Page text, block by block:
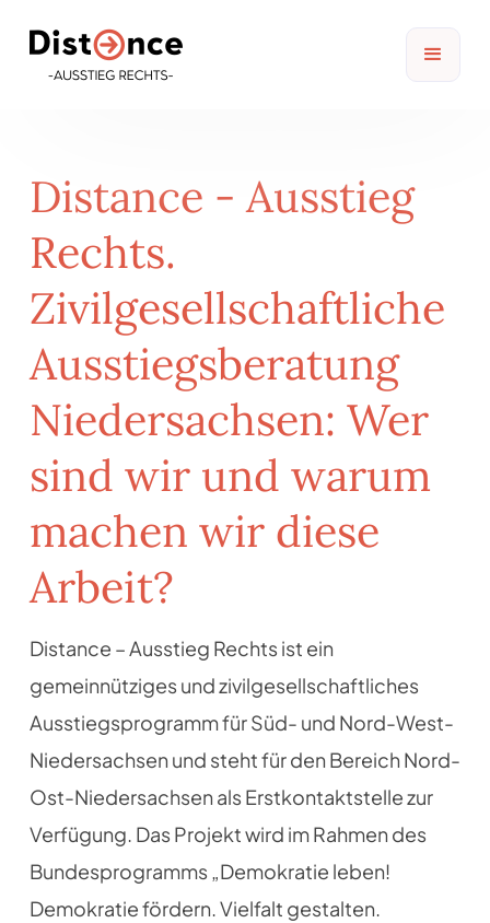
Distance - Ausstieg
Rechts.
Zivilgesellschaftliche
Ausstiegsberatung
Niedersachsen: Wer
sind wir und warum
machen wir diese
Arbeit?
Distance – Ausstieg Rechts ist ein
gemeinnütziges und zivilgesellschaftliches
Ausstiegsprogramm für Süd- und Nord-West-
Niedersachsen und steht für den Bereich Nord-
Ost-Niedersachsen als Erstkontaktstelle zur
Verfügung. Das Projekt wird im Rahmen des
Bundesprogramms „Demokratie leben!
Demokratie fördern. Vielfalt gestalten.